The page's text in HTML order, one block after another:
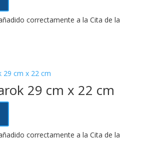
correctamente a la Cita de la
29 cm x 22 cm
correctamente a la Cita de la